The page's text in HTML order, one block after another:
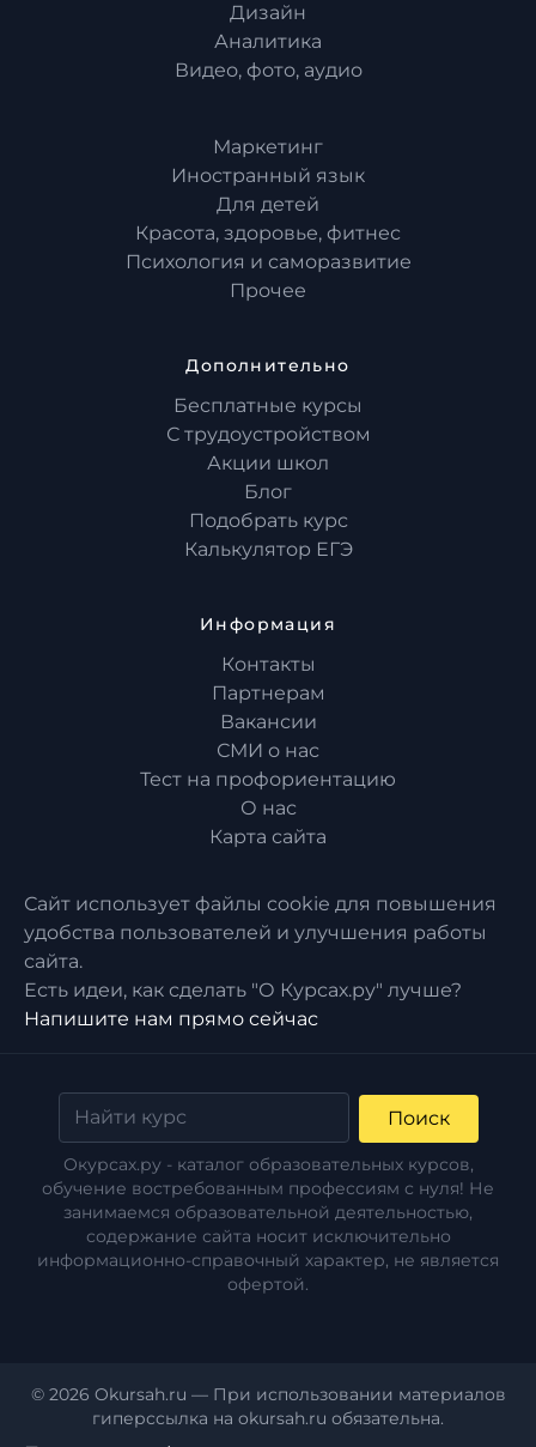
Дизайн
Аналитика
Видео, фото, аудио
Маркетинг
Иностранный язык
Для детей
Красота, здоровье, фитнес
Психология и саморазвитие
Прочее
Дополнительно
Бесплатные курсы
С трудоустройством
Акции школ
Блог
Подобрать курс
Калькулятор ЕГЭ
Информация
Контакты
Партнерам
Вакансии
СМИ о нас
Тест на профориентацию
О нас
Карта сайта
Сайт использует файлы cookie для повышения
удобства пользователей и улучшения работы
сайта.
Есть идеи, как сделать "О Курсах.ру" лучше?
Напишите нам прямо сейчас
Поиск
Окурсах.ру - каталог образовательных курсов,
обучение востребованным профессиям с нуля! Не
занимаемся образовательной деятельностью,
содержание сайта носит исключительно
информационно-справочный характер, не является
офертой.
© 2026 Okursah.ru — При использовании материалов
гиперссылка на okursah.ru обязательна.